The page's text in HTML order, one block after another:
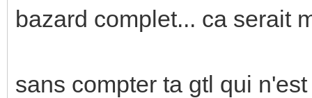
bazard complet... ca serait
sans compter ta gtl qui